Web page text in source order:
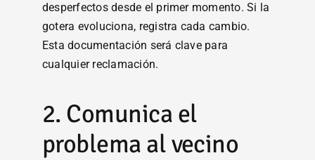
desperfectos desde el primer momento. Si la
gotera evoluciona, registra cada cambio.
Esta documentación será clave para
cualquier reclamación.
2. Comunica el
problema al vecino